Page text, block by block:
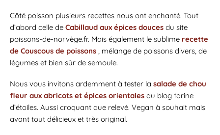
Cöté poisson plusieurs recettes nous ont enchanté. Tout
d’abord celle de Cabillaud aux épices douces du site
poissons-de-norvège.fr. Mais également le sublime recette
de Couscous de poissons
, mélange de poissons divers, de
légumes et bien sûr de semoule.
Nous vous invitons ardemment à tester la salade de chou
fleur aux abricots et épices orientales du blog farine
d’étoiles. Aussi croquant que relevé. Vegan à souhait mais
avant tout délicieux et très original.